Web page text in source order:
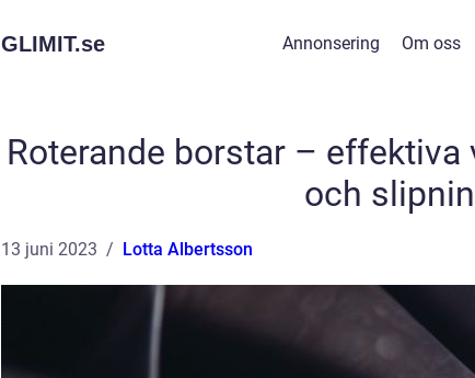
GLIMIT.se Annonsering Om oss
Roterande borstar –
och
13 juni 2023 Lotta Albertsson